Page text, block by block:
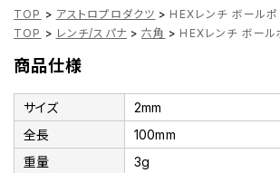
TOP > アストロプロダクツ > HEXレンチ ボール
TOP > レンチ/スパナ > 六角 > HEXレンチ ボー
商品仕様
サイズ
2mm
全長
100mm
重量
3g